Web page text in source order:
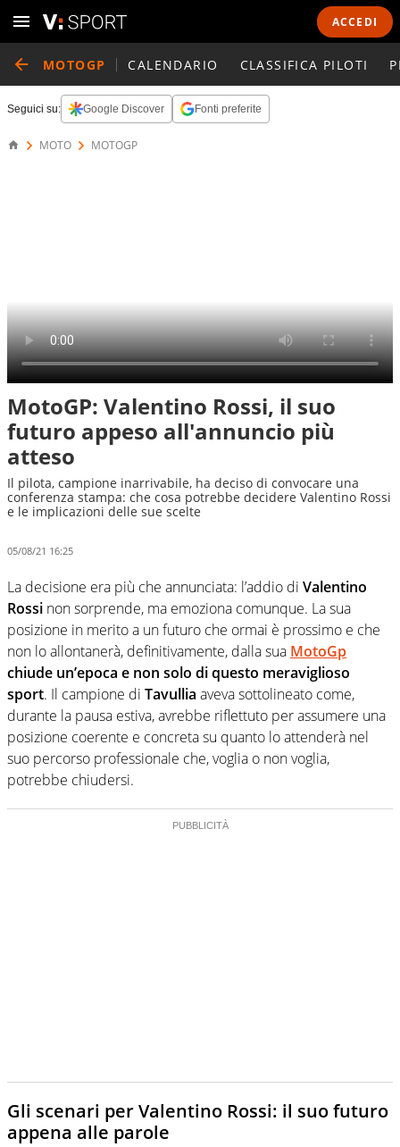
ACCEDI
MOTOGP CALENDARIO CLASSIFICA PILOTI
Seguici su: Google Discover Fonti preferite
MOTO MOTOGP
MotoGP: Valentino Rossi, il suo
futuro appeso all'annuncio più
atteso
Il pilota, campione inarrivabile, ha deciso di convocare una
conferenza stampa: che cosa potrebbe decidere Valentino Rossi
e le implicazioni delle sue scelte
05/08/21 16:25
La decisione era più che annunciata: l’addio di Valentino
Rossi non sorprende, ma emoziona comunque. La sua
posizione in merito a un futuro che ormai è prossimo e che
non lo allontanerà, definitivamente, dalla sua MotoGp
chiude un’epoca e non solo di questo meraviglioso
sport. Il campione di Tavullia aveva sottolineato come,
durante la pausa estiva, avrebbe riflettuto per assumere una
posizione coerente e concreta su quanto lo attenderà nel
suo percorso professionale che, voglia o non voglia,
potrebbe chiudersi.
Gli scenari per Valentino Rossi: il suo futuro
appena alle parole